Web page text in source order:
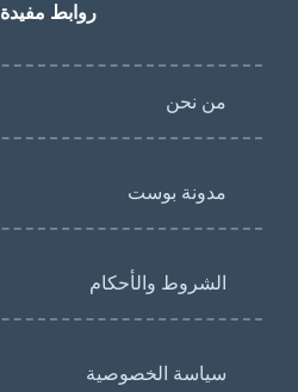
روابط مفيدة
من نحن
مدونة بوست
الشروط والأحكام
سياسة الخصوصية